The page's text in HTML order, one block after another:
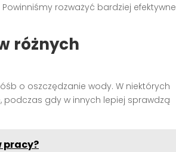
rozważyć bardziej efektywne
różnych
o oszczędzanie wody. W niektórych
gdy w innych lepiej sprawdzą
pracy?